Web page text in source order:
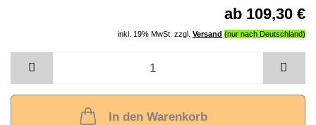
ab 109,30 €
inkl. 19% MwSt. zzgl. Versand
In den Warenkorb